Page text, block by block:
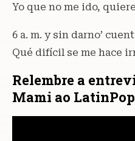
Yo que no me ido,
6 a. m. y sin darno’
Qué difícil se me hace
Relembre a
Mami ao